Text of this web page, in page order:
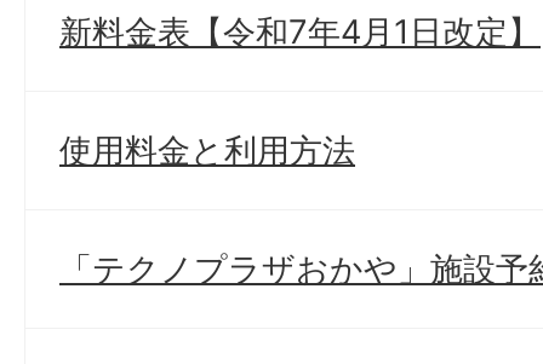
新料金表【令和7年4月1日改定】
使用料金と利用方法
「テクノプラザおかや」施設